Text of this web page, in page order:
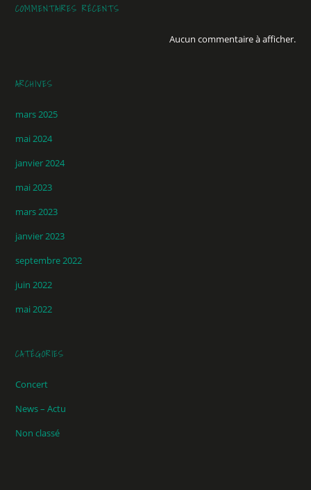
COMMENTAIRES RÉCENTS
Aucun commentaire à afficher.
ARCHIVES
mars 2025
mai 2024
janvier 2024
mai 2023
mars 2023
janvier 2023
septembre 2022
juin 2022
mai 2022
CATÉGORIES
Concert
News – Actu
Non classé